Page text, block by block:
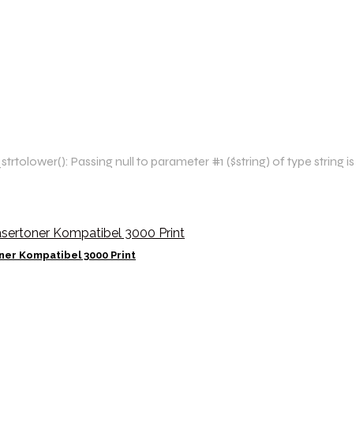
Passing null to parameter #1 ($string) of type
Kompatibel 3000 Print